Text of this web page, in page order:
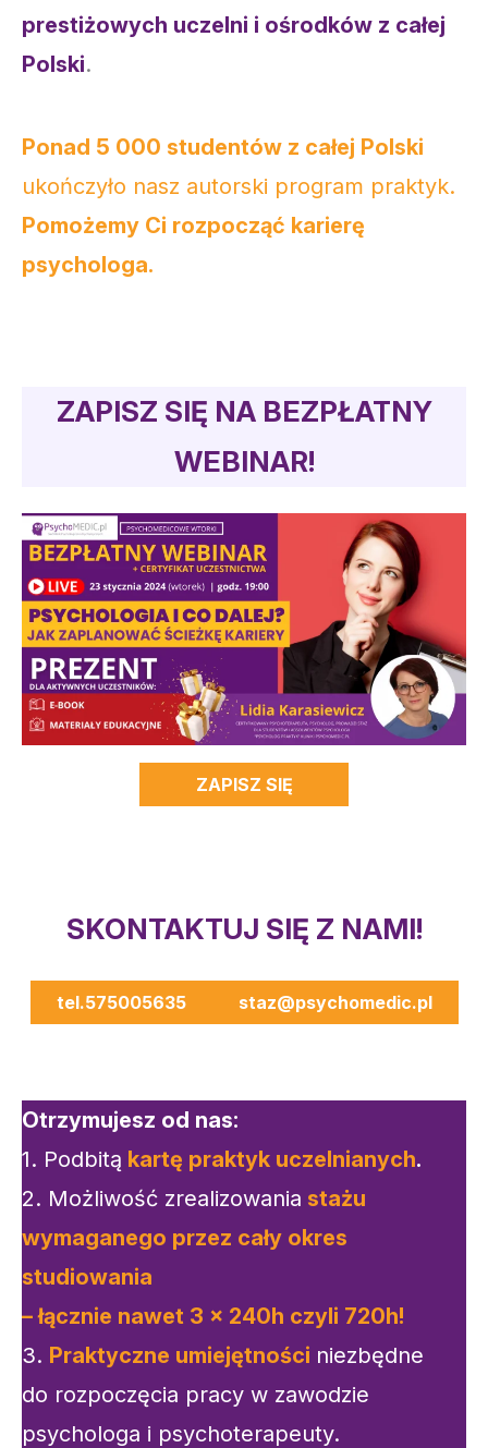
prestiżowych uczelni i ośrodków z całej
Polski.
Ponad 5 000 studentów z całej Polski
ukończyło nasz autorski program praktyk.
Pomożemy Ci rozpocząć karierę
psychologa.
ZAPISZ SIĘ NA BEZPŁATNY
WEBINAR!
ZAPISZ SIĘ
SKONTAKTUJ SIĘ Z NAMI!
tel.575005635 staz@psychomedic.pl
Otrzymujesz od nas:
1. Podbitą kartę praktyk uczelnianych.
2. Możliwość zrealizowania stażu
wymaganego przez cały okres
studiowania
– łącznie nawet 3 x 240h czyli 720h!
3. Praktyczne umiejętności niezbędne
do rozpoczęcia pracy w zawodzie
psychologa i psychoterapeuty.